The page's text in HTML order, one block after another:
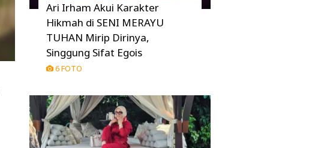
Ari Irham Akui Karakter
Hikmah di SENI MERAYU
TUHAN Mirip Dirinya,
Singgung Sifat Egois
6 FOTO